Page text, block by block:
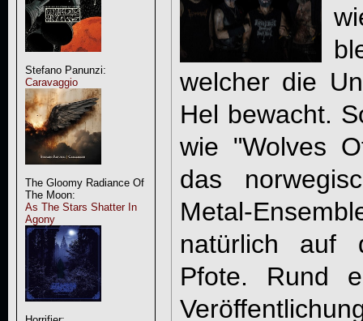
Stefano Panunzi:
Caravaggio
The Gloomy Radiance Of
The Moon:
As The Stars Shatter In
Agony
welcher die
Hel bewacht.
wie "Wolves
das
Metal-
natürlich auf
Pfote. Rund